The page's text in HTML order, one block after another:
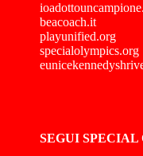
beacoach.it
playunified.org
specialolympics.org
SEGUI SPECIAL